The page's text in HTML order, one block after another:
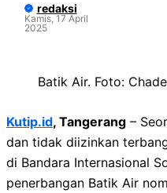
redaksi
Kamis, 17 April
2025
Batik Air. Foto:
Kutip.id, Tangerang –
dan tidak diizinkan
di Bandara Internasional
penerbangan Batik Air